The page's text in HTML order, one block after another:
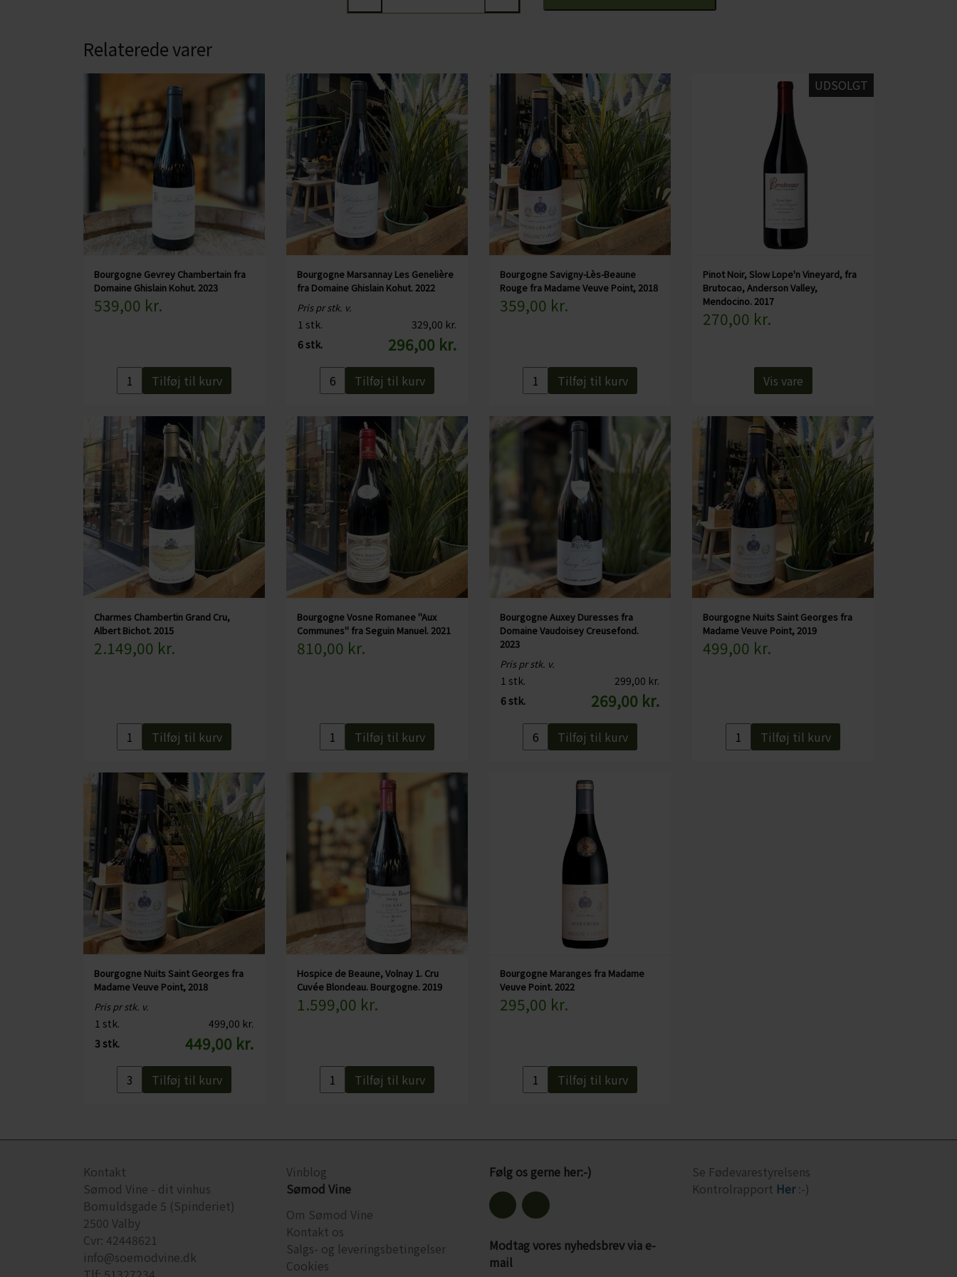
PINOT NOIR
RIESLING
SCHIOPPETINO
TONICS OG VAND
JUL OG GLØGG
PÅSKE
Land: Frankrig
Område: Bourgogne, Côte de Nuits
Druer: Pinot Noir
Serveres fx til: gryderet, lam, langtidskogt kød, ost - eller uden mad
Serveres ved: 15-16 grader
Flaskestørrelse: 75 cl
Økologisk: Nej
Indeholder sulfitter: Ja, alle vine indeholder sulfitter, da de opstår under fermenteringen
Relaterede varer
Bourgogne Gevrey Chambertain fra
Domaine Ghislain Kohut. 2023
539,00 kr.
Tilføj til kurv
Bourgogne Marsannay Les Genelière
fra Domaine Ghislain Kohut. 2022
Pris pr stk. v.
1 stk.
329,00 kr.
6 stk.
296,00 kr.
Tilføj til kurv
Bourgogne Savigny-Lès-Beaune
Rouge fra Madame Veuve Point, 2018
359,00 kr.
Tilføj til kurv
UDSOLGT
Pinot Noir, Slow Lope'n Vineyard, fra
Brutocao, Anderson Valley,
Mendocino. 2017
270,00 kr.
Vis vare
Charmes Chambertin Grand Cru,
Albert Bichot. 2015
2.149,00 kr.
Tilføj til kurv
Bourgogne Vosne Romanee "Aux
Communes" fra Seguin Manuel. 2021
810,00 kr.
Tilføj til kurv
Bourgogne Auxey Duresses fra
Domaine Vaudoisey Creusefond.
2023
Pris pr stk. v.
1 stk.
299,00 kr.
6 stk.
269,00 kr.
Tilføj til kurv
Bourgogne Nuits Saint Georges fra
Madame Veuve Point, 2019
499,00 kr.
Tilføj til kurv
Bourgogne Nuits Saint Georges fra
Madame Veuve Point, 2018
Pris pr stk. v.
1 stk.
499,00 kr.
3 stk.
449,00 kr.
Tilføj til kurv
Hospice de Beaune, Volnay 1. Cru
Cuvée Blondeau. Bourgogne. 2019
1.599,00 kr.
Tilføj til kurv
Bourgogne Maranges fra Madame
Veuve Point. 2022
295,00 kr.
Tilføj til kurv
Kontakt
Sømod Vine - dit vinhus
Bomuldsgade 5 (Spinderiet)
2500 Valby
Cvr: 42448621
info@soemodvine.dk
Vinblog
Sømod Vine
Om Sømod Vine
Kontakt os
Salgs- og leveringsbetingelser
Cookies
Følg os gerne her:-)
Modtag vores nyhedsbrev via e-
mail
Se Fødevarestyrelsens
Kontrolrapport Her:-)